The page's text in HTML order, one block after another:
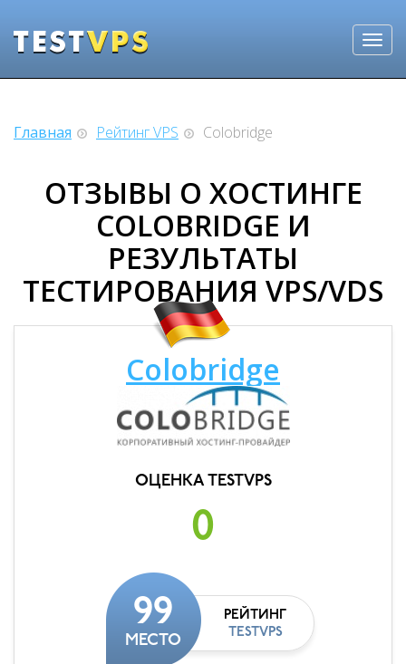
Главная Рейтинг VPS Colobridge
ОТЗЫВЫ О ХОСТИНГЕ
COLOBRIDGE И
РЕЗУЛЬТАТЫ
ТЕСТИРОВАНИЯ VPS/VDS
Colobridge
ОЦЕНКА TESTVPS
0
99
МЕСТО
РЕЙТИНГ
TESTVPS